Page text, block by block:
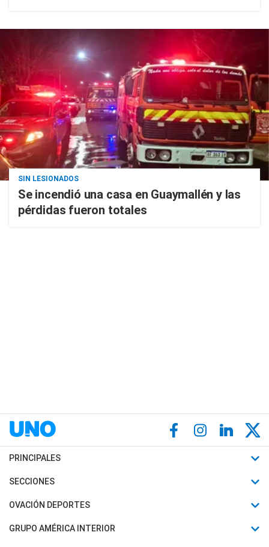
SIN LESIONADOS
Se incendió una casa en Guaymallén y las
pérdidas fueron totales
PRINCIPALES
Últimas Noticias
Política
SECCIONES
Horóscopo
Motores
OVACIÓN DEPORTES
Fútbol
GRUPO AMÉRICA INTERIOR